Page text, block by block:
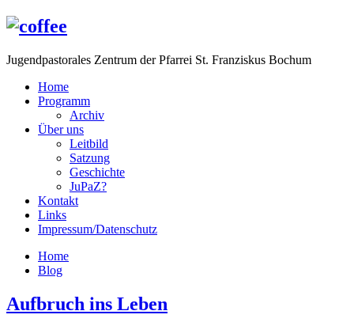
Jugendpastorales Zentrum der Pfarrei St. Franziskus Bochum
Home
Programm
Archiv
Über uns
Leitbild
Satzung
Geschichte
JuPaZ?
Kontakt
Links
Impressum/Datenschutz
Home
Blog
Aufbruch ins Leben